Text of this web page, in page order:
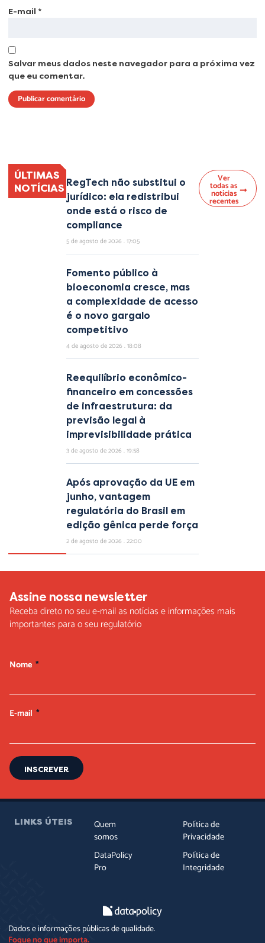
E-mail *
Salvar meus dados neste navegador para a próxima vez
que eu comentar.
ÚLTIMAS
NOTÍCIAS RegTech não substitui o
jurídico: ela redistribui
onde está o risco de
compliance
5 de agosto de 2026 17:05
Fomento público à
bioeconomia cresce, mas
a complexidade de acesso
é o novo gargalo
competitivo
4 de agosto de 2026 18:08
Reequilíbrio econômico-
financeiro em concessões
de infraestrutura: da
previsão legal à
imprevisibilidade prática
3 de agosto de 2026 19:58
Após aprovação da UE em
junho, vantagem
regulatória do Brasil em
edição gênica perde força
2 de agosto de 2026 22:00
Ver
todas as
notícias
recentes
Assine nossa newsletter
Receba direto no seu e-mail as notícias e informações mais
importantes para o seu regulatório
Nome
E-mail
INSCREVER
LINKS ÚTEIS
Quem
somos
DataPolicy
Pro
Política de
Privacidade
Política de
Integridade
Dados e informações públicas de qualidade.
Foque no que importa.